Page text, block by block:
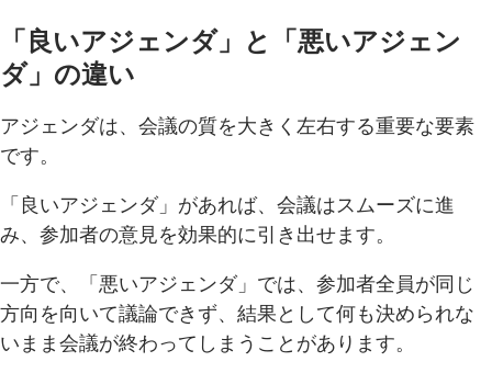
「良いアジェンダ」と「悪いアジェン
ダ」の違い
アジェンダは、会議の質を大きく左右する重要な要素
です。
「良いアジェンダ」があれば、会議はスムーズに進
み、参加者の意見を効果的に引き出せます。
一方で、「悪いアジェンダ」では、参加者全員が同じ
方向を向いて議論できず、結果として何も決められな
いまま会議が終わってしまうことがあります。